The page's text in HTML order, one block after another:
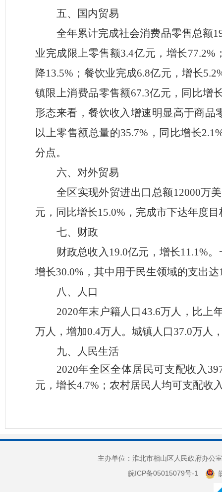
五、国内贸易
全年累计完成社会消费品零售总额
业完成限上零售额3.4亿元，增长77.2%
降13.5%；餐饮业完成6.8亿元，增长5.2
镇限上消费品零售额67.3亿元，同比增
形态来看，餐饮收入增速明显高于商品
以上零售额总量的35.7%，同比增长
分点。
六、对外贸易
全区实现外贸进出口总额12000万
元，同比增长15.0%，完成市下达年度
七、财政
财政总收入 19.0亿元，增长11.1%
增长30.0%，其中用于民生领域的支出
八、人口
2020年末户籍人口43.6万人，比上
万人，增加0.4万人。城镇人口37.0万人
九、人民生活
2020年全区全体居民可支配收入
元，增长4.7%；农村居民人均可支配收
主办单位：淮北市相山区人民政府办
皖ICP备05015079号-1